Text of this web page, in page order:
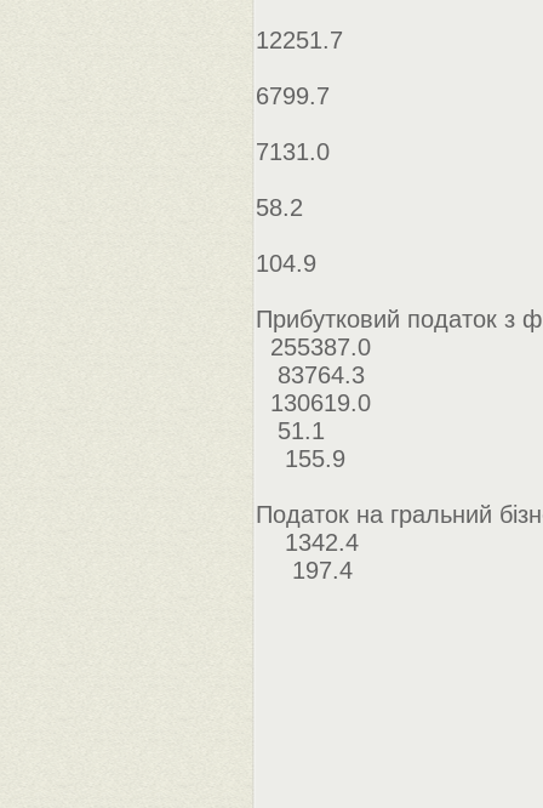
12251.7
6799.7
7131.0
58.2
104.9
Прибутковий податок з
255387.0
83764.3
130619.0
51.1
155.9
Податок на гральний
1342.4
197.4